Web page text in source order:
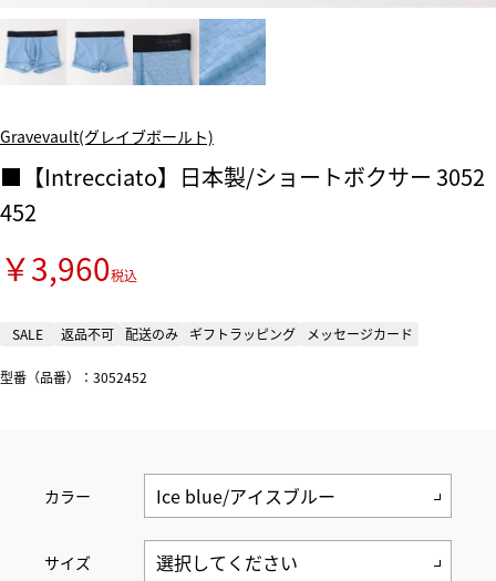
Gravevault(グレイブボールト)
■【Intrecciato】日本製/ショートボクサー 3052
452
￥3,960税込
SALE 返品不可 配送のみ ギフトラッピング メッセージカード
型番（品番）：3052452
カラー
サイズ